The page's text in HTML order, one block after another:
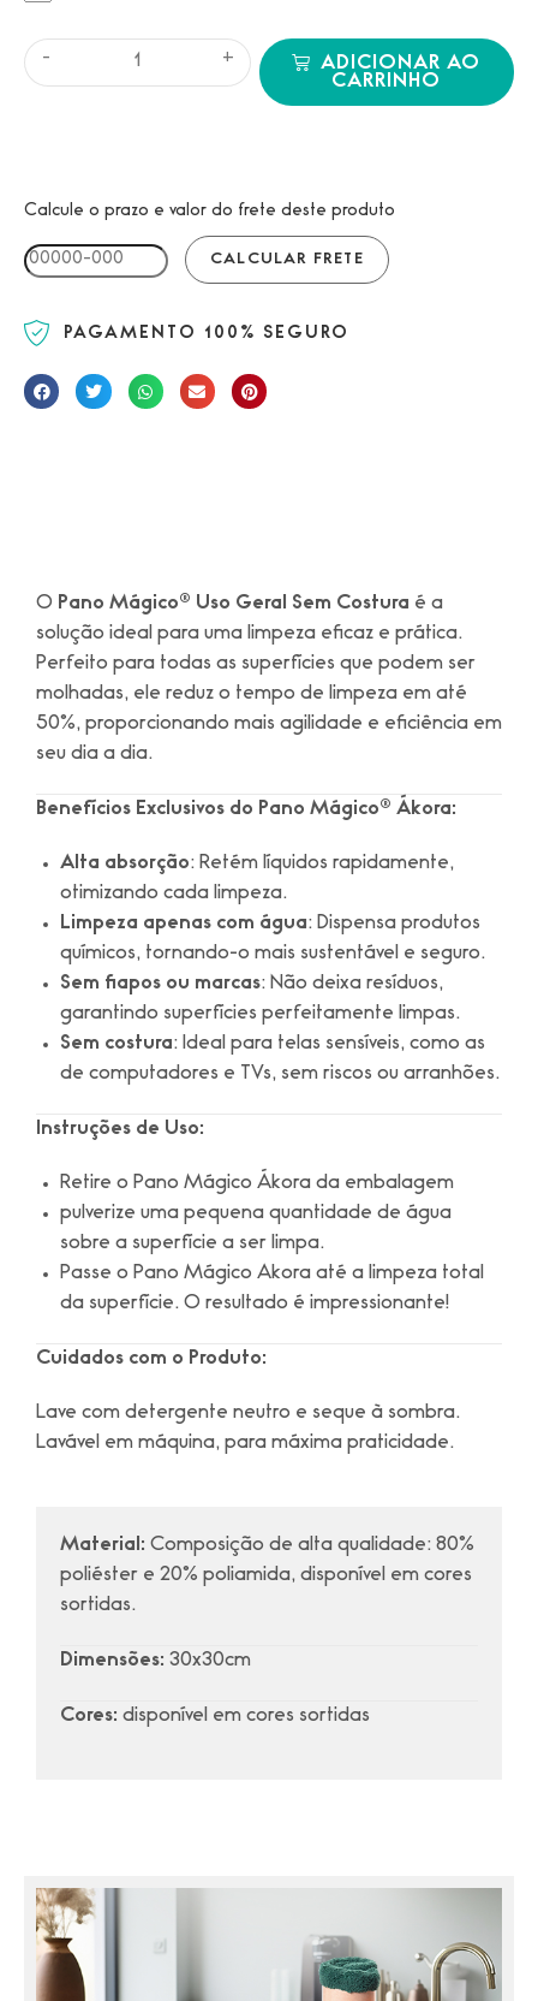
- +
ADICIONAR AO
CARRINHO
Calcule o prazo e valor do frete deste produto
PAGAMENTO 100% SEGURO
O Pano Mágico® Uso Geral Sem Costura é a
solução ideal para uma limpeza eficaz e prática.
Perfeito para todas as superfícies que podem ser
molhadas, ele reduz o tempo de limpeza em até
50%, proporcionando mais agilidade e eficiência em
seu dia a dia.
Benefícios Exclusivos do Pano Mágico® Ákora:
Alta absorção: Retém líquidos rapidamente,
otimizando cada limpeza.
Limpeza apenas com água: Dispensa produtos
químicos, tornando-o mais sustentável e seguro.
Sem fiapos ou marcas: Não deixa resíduos,
garantindo superfícies perfeitamente limpas.
Sem costura: Ideal para telas sensíveis, como as
de computadores e TVs, sem riscos ou arranhões.
Instruções de Uso:
Retire o Pano Mágico Ákora da embalagem
pulverize uma pequena quantidade de água
sobre a superfície a ser limpa.
Passe o Pano Mágico Akora até a limpeza total
da superfície. O resultado é impressionante!
Cuidados com o Produto:
Lave com detergente neutro e seque à sombra.
Lavável em máquina, para máxima praticidade.
Material: Composição de alta qualidade: 80%
poliéster e 20% poliamida, disponível em cores
sortidas.
Dimensões: 30x30cm
Cores: disponível em cores sortidas